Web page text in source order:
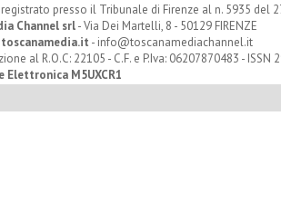
presso il Tribunale di Firenze al n. 5935 del
Channel srl- Via Dei Martelli, 8 - 50129 FIRENZE
- info@toscanamediachannel.it
al R.O.C: 22105 - C.F. e P.Iva: 06207870483 - ISSN
Elettronica M5UXCR1